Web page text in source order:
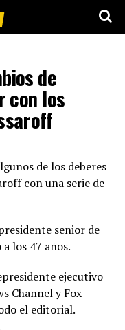
de
con los
de los deberes
con una serie de
senior de
los 47 años.
ejecutivo
Channel y Fox
el editorial.